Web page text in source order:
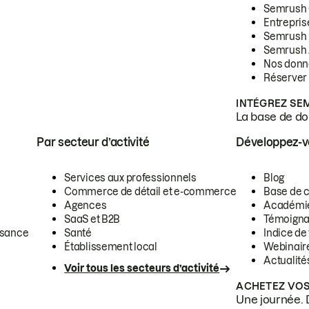
Semrush
Semrush
Semrush
Nos
INTÉGREZ
La base de
Par secteur d’activité
Services aux professionnels
Commerce de détail et e-commerce
Agences
SaaS et B2B
Santé
Établissement local
Voir tous les secteurs d’activité
Développez-
Blog
Base de
Indice
ACHETEZ
Une journée.